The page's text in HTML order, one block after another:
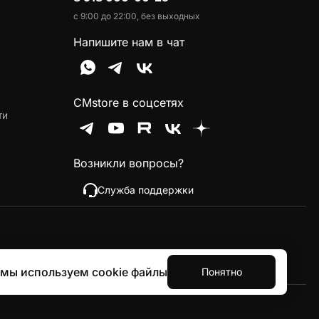
с 9:00 до 22:00, без выходных
Напишите нам в чат
CMstore в соцсетях
Возникли вопросы?
Служба поддержки
используем cookie файлы Понятно